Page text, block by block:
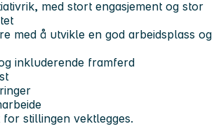
med stort engasjement og stor
med å utvikle en god arbeidsplass og
inkluderende framferd
stillingen vektlegges.